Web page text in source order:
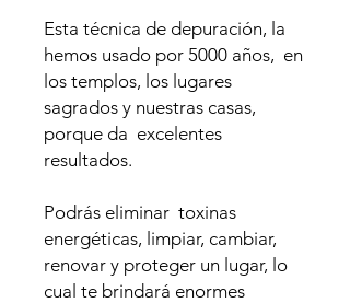
Esta técnica de depuración, la
hemos usado por 5000 años, en
los templos, los lugares
sagrados y nuestras casas,
porque da excelentes
resultados.
Podrás eliminar toxinas
energéticas, limpiar, cambiar,
renovar y proteger un lugar, lo
cual te brindará enormes